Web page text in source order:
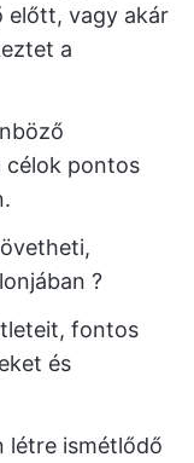
előtt, vagy akár
a
célok pontos
?
fontos
és
létre ismétlődő